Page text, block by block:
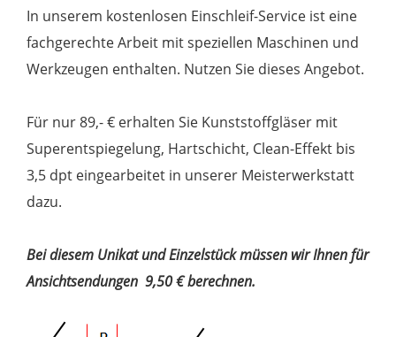
In unserem kostenlosen Einschleif-Service ist eine
fachgerechte Arbeit mit speziellen Maschinen und
Werkzeugen enthalten. Nutzen Sie dieses Angebot.
Für nur 89,- € erhalten Sie Kunststoffgläser mit
Superentspiegelung, Hartschicht, Clean-Effekt bis
3,5 dpt eingearbeitet in unserer Meisterwerkstatt
dazu.
Bei diesem Unikat und Einzelstück müssen wir Ihnen für
Ansichtsendungen 9,50 € berechnen.